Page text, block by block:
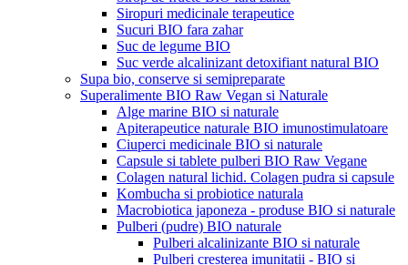
Siropuri medicinale terapeutice
Sucuri BIO fara zahar
Suc de legume BIO
Suc verde alcalinizant detoxifiant natural BIO
Supa bio, conserve si semipreparate
Superalimente BIO Raw Vegan si Naturale
Alge marine BIO si naturale
Apiterapeutice naturale BIO imunostimulatoare
Ciuperci medicinale BIO si naturale
Capsule si tablete pulberi BIO Raw Vegane
Colagen natural lichid. Colagen pudra si capsule
Kombucha si probiotice naturala
Macrobiotica japoneza - produse BIO si naturale
Pulberi (pudre) BIO naturale
Pulberi alcalinizante BIO si naturale
Pulberi cresterea imunitatii - BIO si